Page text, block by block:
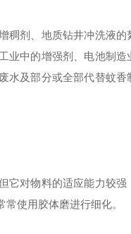
稠剂、地质钻井冲洗液
业中的增强剂、电池制
水及部分或全部代替蚊
它对物料的适应能力较
使用胶体磨进行细化。